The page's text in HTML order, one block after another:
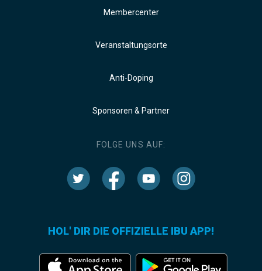
Membercenter
Veranstaltungsorte
Anti-Doping
Sponsoren & Partner
FOLGE UNS AUF:
HOL' DIR DIE OFFIZIELLE IBU APP!